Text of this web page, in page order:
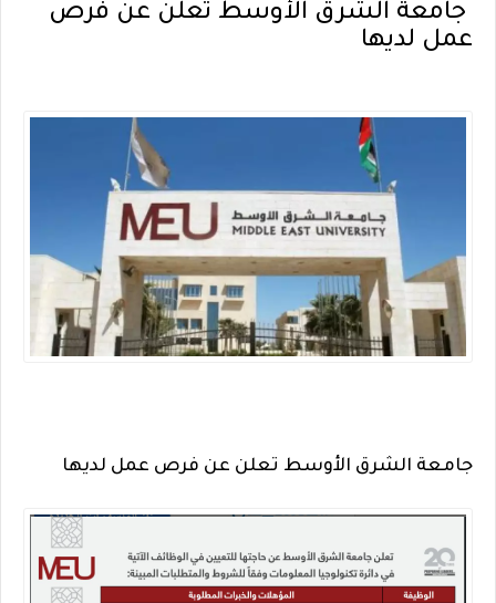
جامعة الشرق الأوسط تعلن عن فرص
عمل لديها
جامعة الشرق الأوسط تعلن عن فرص عمل لديها